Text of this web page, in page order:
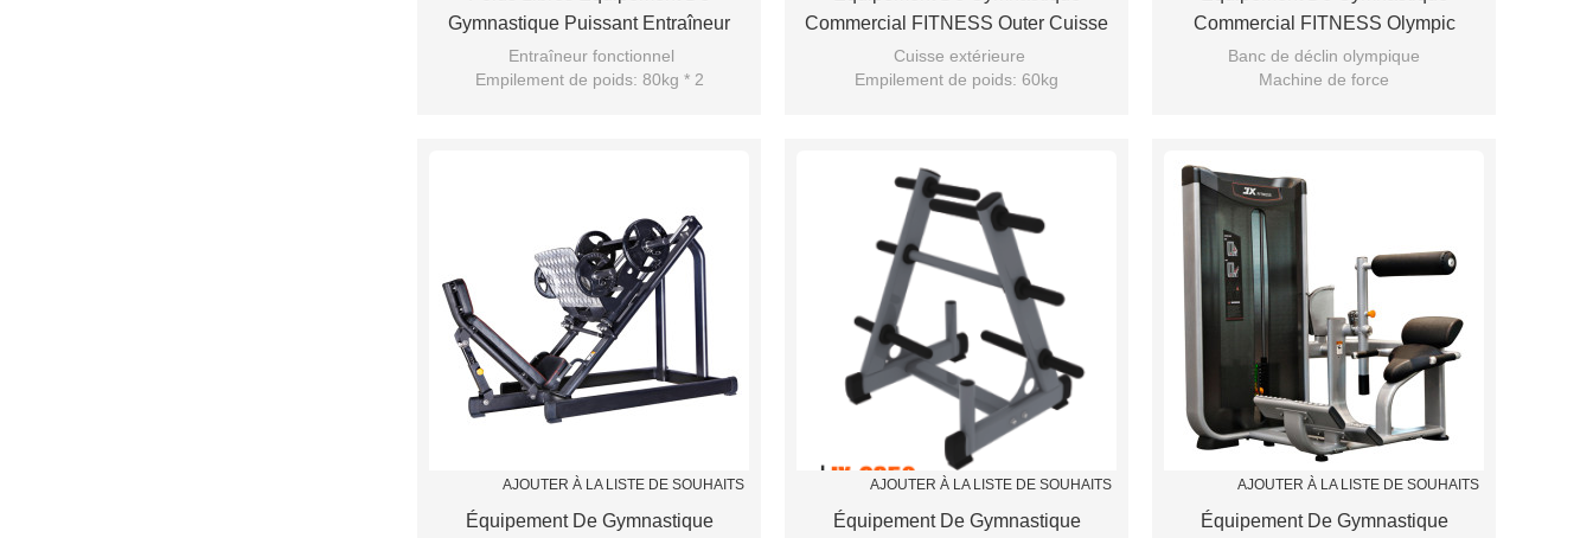
Gymnastique Puissant Entraîneur
Fonctionnel
Entraîneur fonctionnel
Empilement de poids: 80kg * 2
Commercial FITNESS Outer Cuisse
Cuisse extérieure
Empilement de poids: 60kg
Commercial FITNESS Olympic
Decline Bench
Banc de déclin olympique
Machine de force
AJOUTER À LA LISTE DE SOUHAITS
Équipement De Gymnastique
AJOUTER À LA LISTE DE SOUHAITS
Équipement De Gymnastique
AJOUTER À LA LISTE DE SOUHAITS
Équipement De Gymnastique